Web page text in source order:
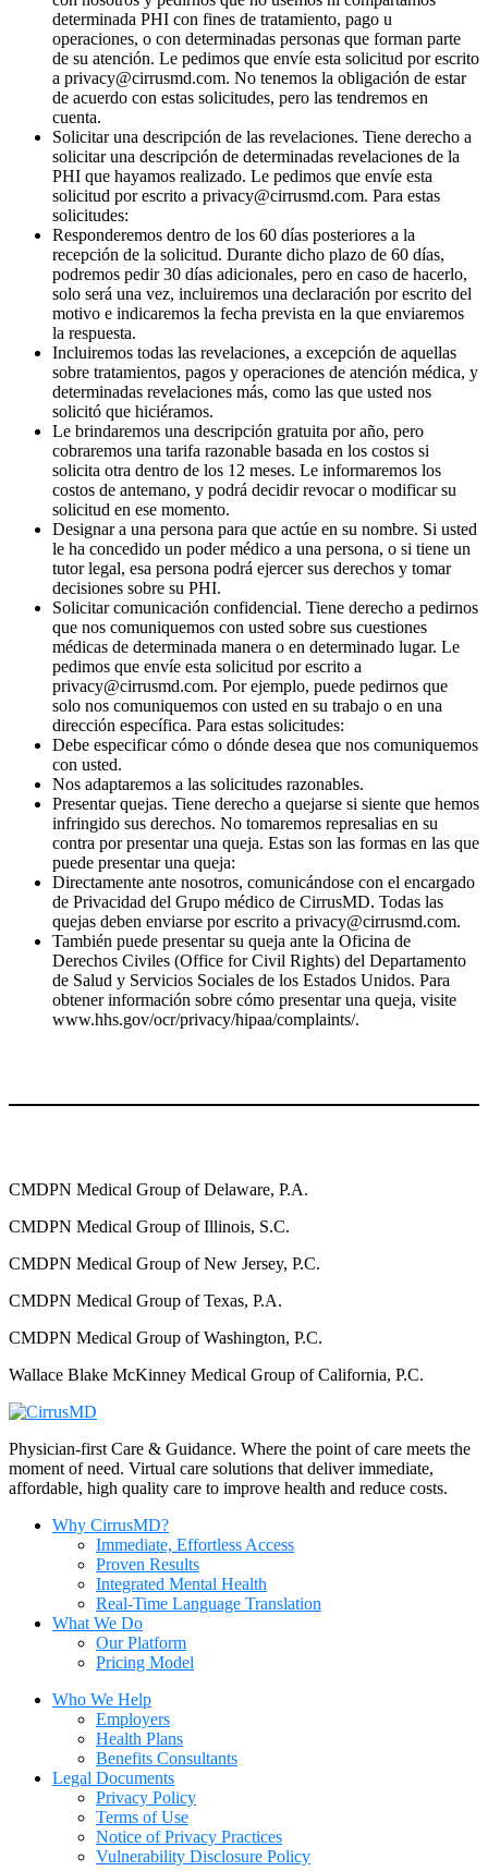
determinada PHI con fines de tratamiento, pago u
operaciones, o con determinadas personas que forman parte
de su atención. Le pedimos que envíe esta solicitud por escrito
a privacy@cirrusmd.com. No tenemos la obligación de estar
de acuerdo con estas solicitudes, pero las tendremos en
cuenta.
Solicitar una descripción de las revelaciones. Tiene derecho a
solicitar una descripción de determinadas revelaciones de la
PHI que hayamos realizado. Le pedimos que envíe esta
solicitud por escrito a privacy@cirrusmd.com. Para estas
solicitudes:
Responderemos dentro de los 60 días posteriores a la
recepción de la solicitud. Durante dicho plazo de 60 días,
podremos pedir 30 días adicionales, pero en caso de hacerlo,
solo será una vez, incluiremos una declaración por escrito del
motivo e indicaremos la fecha prevista en la que enviaremos
la respuesta.
Incluiremos todas las revelaciones, a excepción de aquellas
sobre tratamientos, pagos y operaciones de atención médica, y
determinadas revelaciones más, como las que usted nos
solicitó que hiciéramos.
Le brindaremos una descripción gratuita por año, pero
cobraremos una tarifa razonable basada en los costos si
solicita otra dentro de los 12 meses. Le informaremos los
costos de antemano, y podrá decidir revocar o modificar su
solicitud en ese momento.
Designar a una persona para que actúe en su nombre. Si usted
le ha concedido un poder médico a una persona, o si tiene un
tutor legal, esa persona podrá ejercer sus derechos y tomar
decisiones sobre su PHI.
Solicitar comunicación confidencial. Tiene derecho a pedirnos
que nos comuniquemos con usted sobre sus cuestiones
médicas de determinada manera o en determinado lugar. Le
pedimos que envíe esta solicitud por escrito a
privacy@cirrusmd.com. Por ejemplo, puede pedirnos que
solo nos comuniquemos con usted en su trabajo o en una
dirección específica. Para estas solicitudes:
Debe especificar cómo o dónde desea que nos comuniquemos
con usted.
Nos adaptaremos a las solicitudes razonables.
Presentar quejas. Tiene derecho a quejarse si siente que hemos
infringido sus derechos. No tomaremos represalias en su
contra por presentar una queja. Estas son las formas en las que
puede presentar una queja:
Directamente ante nosotros, comunicándose con el encargado
de Privacidad del Grupo médico de CirrusMD. Todas las
quejas deben enviarse por escrito a privacy@cirrusmd.com.
También puede presentar su queja ante la Oficina de
Derechos Civiles (Office for Civil Rights) del Departamento
de Salud y Servicios Sociales de los Estados Unidos. Para
obtener información sobre cómo presentar una queja, visite
www.hhs.gov/ocr/privacy/hipaa/complaints/.
CMDPN Medical Group of Delaware, P.A.
CMDPN Medical Group of Illinois, S.C.
CMDPN Medical Group of New Jersey, P.C.
CMDPN Medical Group of Texas, P.A.
CMDPN Medical Group of Washington, P.C.
Wallace Blake McKinney Medical Group of California, P.C.
Physician-first Care & Guidance. Where the point of care meets the
moment of need. Virtual care solutions that deliver immediate,
affordable, high quality care to improve health and reduce costs.
Why CirrusMD?
Immediate, Effortless Access
Proven Results
Integrated Mental Health
Real-Time Language Translation
What We Do
Our Platform
Pricing Model
Who We Help
Employers
Health Plans
Benefits Consultants
Legal Documents
Privacy Policy
Terms of Use
Notice of Privacy Practices
Vulnerability Disclosure Policy